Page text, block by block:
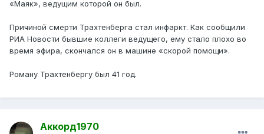
«Маяк», ведущим которой он был.
Причиной смерти Трахтенберга стал инфаркт. Как сообщили
РИА Новости бывшие коллеги ведущего, ему стало плохо во
время эфира, скончался он в машине «скорой помощи».
Роману Трахтенбергу был 41 год.
Аккорд1970